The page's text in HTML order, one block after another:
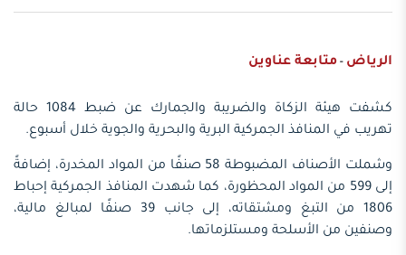
الرياض - متابعة عناوين
كشفت هيئة الزكاة والضريبة والجمارك عن ضبط 1084 حالة
تهريب في المنافذ الجمركية البرية والبحرية والجوية خلال أسبوع.
وشملت الأصناف المضبوطة 58 صنفًا من المواد المخدرة، إضافةً
إلى 599 من المواد المحظورة، كما شهدت المنافذ الجمركية إحباط
1806 من التبغ ومشتقاته، إلى جانب 39 صنفًا لمبالغ مالية،
وصنفين من الأسلحة ومستلزماتها.